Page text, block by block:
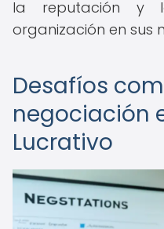
la reputación y
organización en sus
Desafíos
negociación
Lucrativo